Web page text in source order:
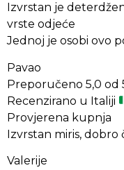
Izvrstan je
vrste odjeće
Jednoj je osobi ovo
Pavao
Preporučeno 5,0 od
Recenzirano u Italiji
Provjerena kupnja
Izvrstan miris, dobro
Valerije